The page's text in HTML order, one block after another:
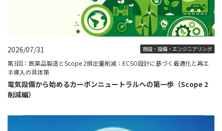
2026/07/31 施設・設備・エンジニアリング
第3回：医薬品製造とScope 2排出量削減：ECSO設計に基づく最適化と再エ
ネ導入の具体策
電気設備から始めるカーボンニュートラルへの第一歩（Scope 2
削減編）